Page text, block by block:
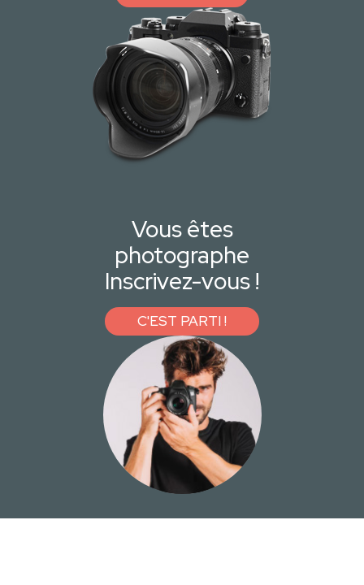
Vous êtes
photographe
Inscrivez-vous !
C'EST PARTI !